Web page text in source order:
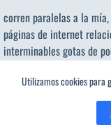
Utilizamos cookies para
corren paralelas a la
páginas de internet
interminables gotas de